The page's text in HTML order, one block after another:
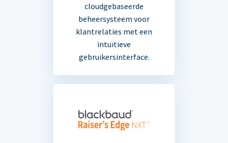
cloudgebaseerde
beheersysteem voor
klantrelaties met een
intuïtieve
gebruikersinterface.